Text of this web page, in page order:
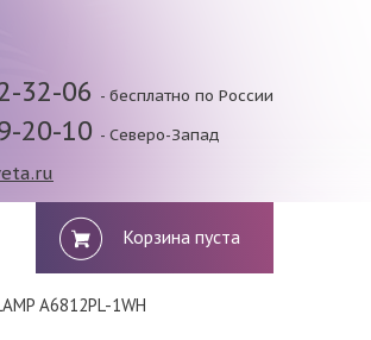
32-06 - бесплатно по России
20-10 - Северо-Запад
Корзина пуста
A6812PL-1WH